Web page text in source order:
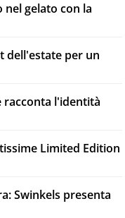
gelato con la
dell'estate per un
racconta l'identità
Limited Edition
Swinkels presenta